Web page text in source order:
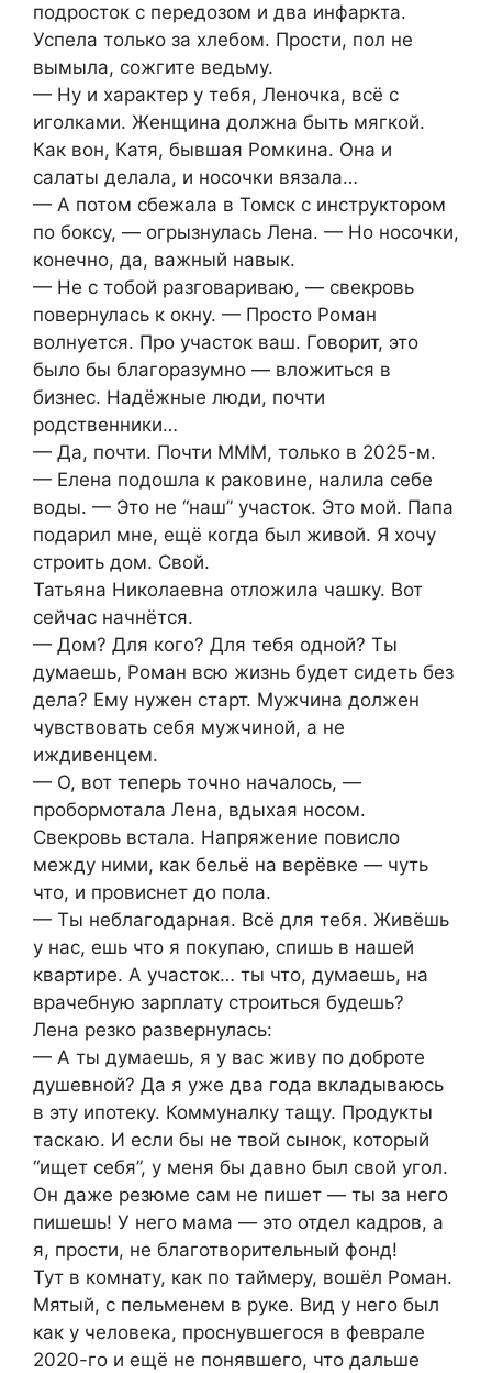
подросток с передозом и два инфаркта.
Успела только за хлебом. Прости, пол не
вымыла, сожгите ведьму.
— Ну и характер у тебя, Леночка, всё с
иголками. Женщина должна быть мягкой.
Как вон, Катя, бывшая Ромкина. Она и
салаты делала, и носочки вязала…
— А потом сбежала в Томск с инструктором
по боксу, — огрызнулась Лена. — Но носочки,
конечно, да, важный навык.
— Не с тобой разговариваю, — свекровь
повернулась к окну. — Просто Роман
волнуется. Про участок ваш. Говорит, это
было бы благоразумно — вложиться в
бизнес. Надёжные люди, почти
родственники…
— Да, почти. Почти МММ, только в 2025-м.
— Елена подошла к раковине, налила себе
воды. — Это не “наш” участок. Это мой. Папа
подарил мне, ещё когда был живой. Я хочу
строить дом. Свой.
Татьяна Николаевна отложила чашку. Вот
сейчас начнётся.
— Дом? Для кого? Для тебя одной? Ты
думаешь, Роман всю жизнь будет сидеть без
дела? Ему нужен старт. Мужчина должен
чувствовать себя мужчиной, а не
иждивенцем.
— О, вот теперь точно началось, —
пробормотала Лена, вдыхая носом.
Свекровь встала. Напряжение повисло
между ними, как бельё на верёвке — чуть
что, и провиснет до пола.
— Ты неблагодарная. Всё для тебя. Живёшь
у нас, ешь что я покупаю, спишь в нашей
квартире. А участок… ты что, думаешь, на
врачебную зарплату строиться будешь?
Лена резко развернулась:
— А ты думаешь, я у вас живу по доброте
душевной? Да я уже два года вкладываюсь
в эту ипотеку. Коммуналку тащу. Продукты
таскаю. И если бы не твой сынок, который
“ищет себя”, у меня бы давно был свой угол.
Он даже резюме сам не пишет — ты за него
пишешь! У него мама — это отдел кадров, а
я, прости, не благотворительный фонд!
Тут в комнату, как по таймеру, вошёл Роман.
Мятый, с пельменем в руке. Вид у него был
как у человека, проснувшегося в феврале
2020-го и ещё не понявшего, что дальше